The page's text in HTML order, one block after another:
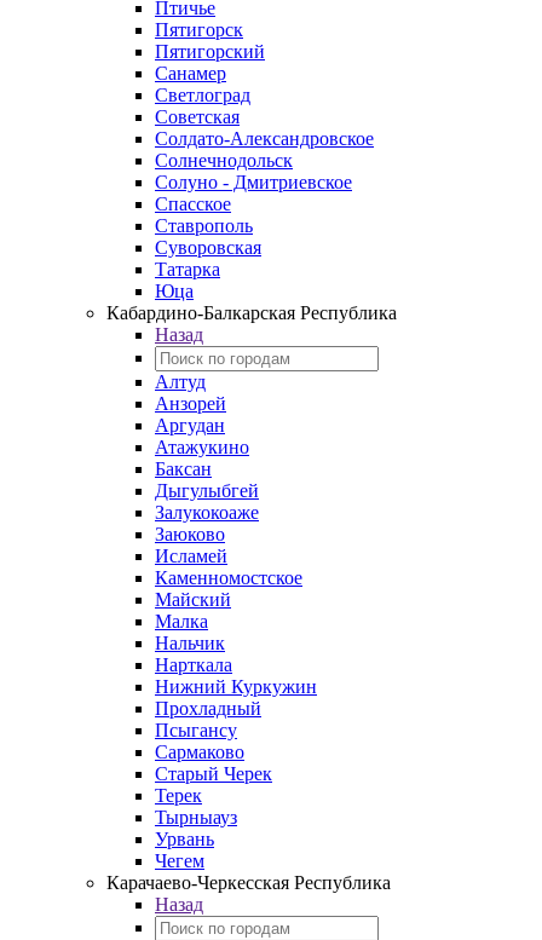
Птичье
Пятигорск
Пятигорский
Санамер
Светлоград
Советская
Солдато-Александровское
Солнечнодольск
Солуно - Дмитриевское
Спасское
Ставрополь
Суворовская
Татарка
Юца
Кабардино‑Балкарская Республика
Назад
Алтуд
Анзорей
Аргудан
Атажукино
Баксан
Дыгулыбгей
Залукокоаже
Заюково
Исламей
Каменномостское
Майский
Малка
Нальчик
Нарткала
Нижний Куркужин
Прохладный
Псыгансу
Сармаково
Старый Черек
Терек
Тырныауз
Урвань
Чегем
Карачаево-Черкесская Республика
Назад